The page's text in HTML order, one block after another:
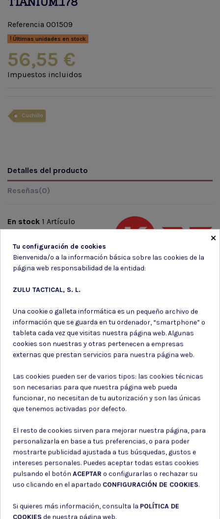
Referencia 001509
Últimas unidades en stock
56,55 €
Impuestos incluidos
Cuchillo
Detalles del producto
Reseñas(0)
En stock 1 Artículo
Suscríbete a nuestro boletín
información de contacto en el aviso legal.
Consiento el uso de mis datos para los fines indicados en la
Política de privacidad
Consiento el uso de mis datos personales para recibir publicidad
×
Tu configuración de cookies
Bienvenida/o a la información básica sobre las cookies de la
página web responsabilidad de la entidad:
ZULU TACTICAL, S. L.
Una cookie o galleta informática es un pequeño archivo de
información que se guarda en tu ordenador, “smartphone” o
tableta cada vez que visitas nuestra página web. Algunas
cookies son nuestras y otras pertenecen a empresas
externas que prestan servicios para nuestra página web.
Las cookies pueden ser de varios tipos: las cookies técnicas
son necesarias para que nuestra página web pueda
funcionar, no necesitan de tu autorización y son las únicas
que tenemos activadas por defecto.
El resto de cookies sirven para mejorar nuestra página, para
personalizarla en base a tus preferencias, o para poder
mostrarte publicidad ajustada a tus búsquedas, gustos e
intereses personales. Puedes aceptar todas estas cookies
pulsando el botón ACEPTAR o configurarlas o rechazar su
uso clicando en el apartado CONFIGURACIÓN DE COOKIES.
Si quieres más información, consulta la POLÍTICA DE
COOKIES de nuestra página web.